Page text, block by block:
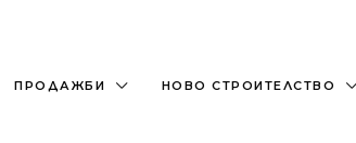
ПРОДАЖБИ НОВО СТРОИТЕЛСТВО